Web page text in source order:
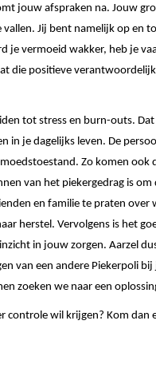
jouw afspraken na. Jouw
Jij bent namelijk op en
je vermoeid wakker, heb je
die positieve
tot stress en burn-outs.
in je dagelijks leven. De
Zo komen ook
van het piekergedrag is
en familie te praten over
herstel. Vervolgens is het
in jouw zorgen. Aarzel
van een andere Piekerpoli
zoeken we naar een
controle wil krijgen? Kom dan